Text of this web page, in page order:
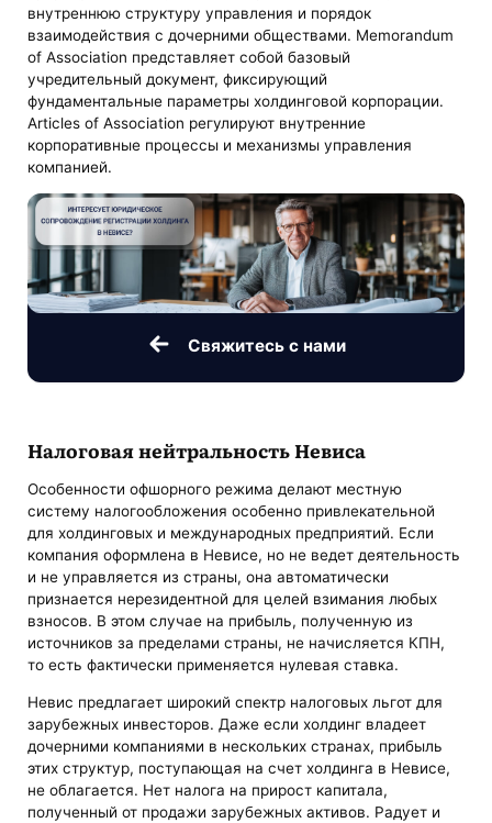
внутреннюю структуру управления и порядок
взаимодействия с дочерними обществами. Memorandum
of Association представляет собой базовый
учредительный документ, фиксирующий
фундаментальные параметры холдинговой корпорации.
Articles of Association регулируют внутренние
корпоративные процессы и механизмы управления
компанией.
Свяжитесь с нами
Налоговая нейтральность Невиса
Особенности офшорного режима делают местную
систему налогообложения особенно привлекательной
для холдинговых и международных предприятий. Если
компания оформлена в Невисе, но не ведет деятельность
и не управляется из страны, она автоматически
признается нерезидентной для целей взимания любых
взносов. В этом случае на прибыль, полученную из
источников за пределами страны, не начисляется КПН,
то есть фактически применяется нулевая ставка.
Невис предлагает широкий спектр налоговых льгот для
зарубежных инвесторов. Даже если холдинг владеет
дочерними компаниями в нескольких странах, прибыль
этих структур, поступающая на счет холдинга в Невисе,
не облагается. Нет налога на прирост капитала,
полученный от продажи зарубежных активов. Радует и